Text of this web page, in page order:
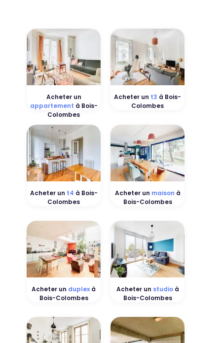
Acheter un
appartement à Bois-
Colombes
Acheter un t3 à Bois-
Colombes
Acheter un t4 à Bois-
Colombes
Acheter un maison à
Bois-Colombes
Acheter un duplex à
Bois-Colombes
Acheter un studioà
Bois-Colombes